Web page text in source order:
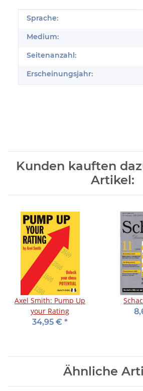
Produkteigenschaft
Wert
Sprache:
Medium:
Seitenanzahl:
Erscheinungsjahr:
Kunden kauften
Artikel:
Axel Smith: Pump Up
your Rating
34,95 € *
Ähnliche